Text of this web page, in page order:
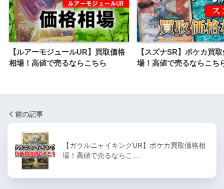
【ルアーモジュールUR】買取価格
相場！高値で売るならこちら
【スズナSR】ポケカ買
場！高値で売るならこち
前の記事
【ガラルニャイキングUR】ポケカ買取価格相
場！高値で売るならこ…